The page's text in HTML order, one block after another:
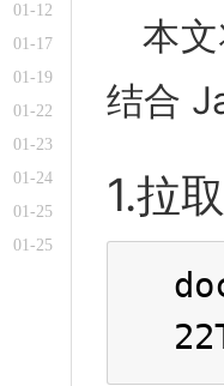
01-12
01-17
01-19
01-22
01-23
01-24
01-25
01-25
本
结合
1.拉